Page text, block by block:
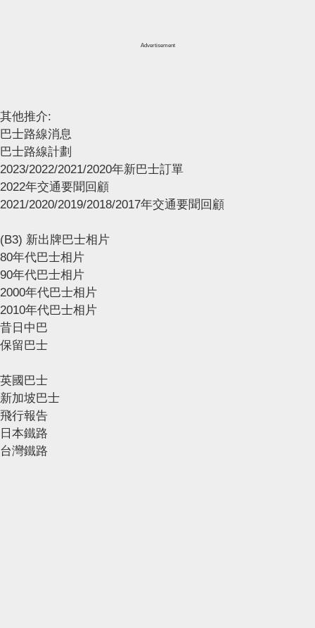
Advertisement
其他推介:
巴士路線消息
巴士路線計劃
2023/2022/2021/2020年新巴士訂單
2022年交通要聞回顧
2021/2020/2019/2018/2017年交通要聞回顧
(B3) 新出牌巴士相片
80年代巴士相片
90年代巴士相片
2000年代巴士相片
2010年代巴士相片
昔日中巴
保留巴士
英國巴士
新加坡巴士
飛行報告
日本鐵路
台灣鐵路